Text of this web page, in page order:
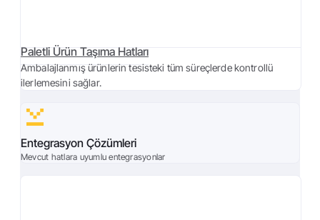
Paletli Ürün Taşıma Hatları
Ambalajlanmış ürünlerin tesisteki tüm süreçlerde kontrollü
ilerlemesini sağlar.
Entegrasyon Çözümleri
Mevcut hatlara uyumlu entegrasyonlar